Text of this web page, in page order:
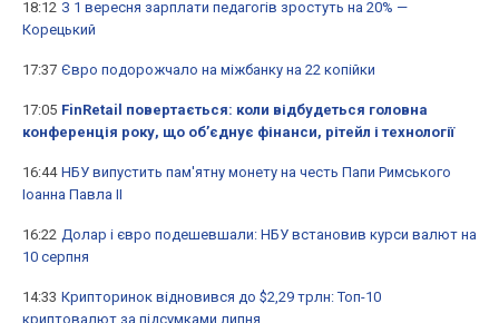
18:12 З 1 вересня зарплати педагогів зростуть на 20% —
Корецький
17:37 Євро подорожчало на міжбанку на 22 копійки
17:05 FinRetail повертається: коли відбудеться головна
конференція року, що об’єднує фінанси, рітейл і технології
16:44 НБУ випустить пам'ятну монету на честь Папи Римського
Іоанна Павла II
16:22 Долар і євро подешевшали: НБУ встановив курси валют на
10 серпня
14:33 Крипторинок відновився до $2,29 трлн: Топ-10
криптовалют за підсумками липня